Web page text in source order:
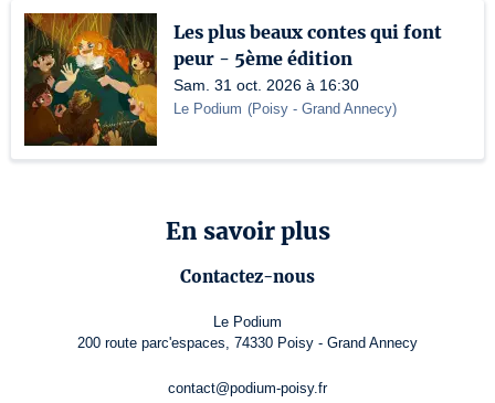
Les plus beaux contes qui font
peur - 5ème édition
Sam. 31 oct. 2026 à 16:30
Le Podium (Poisy - Grand Annecy)
En savoir plus
Contactez-nous
Le Podium
200 route parc'espaces, 74330 Poisy - Grand Annecy
contact@podium-poisy.fr